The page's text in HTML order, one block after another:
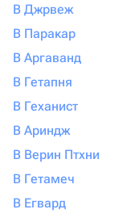
В Джрвеж
В Паракар
В Аргаванд
В Гетапня
В Геханист
В Ариндж
В Верин Птхни
В Гетамеч
В Егвард